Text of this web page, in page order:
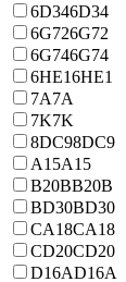
6D346D34
6G726G72
6G746G74
6HE16HE1
7A7A
7K7K
8DC98DC9
A15A15
B20BB20B
BD30BD30
CA18CA18
CD20CD20
D16AD16A